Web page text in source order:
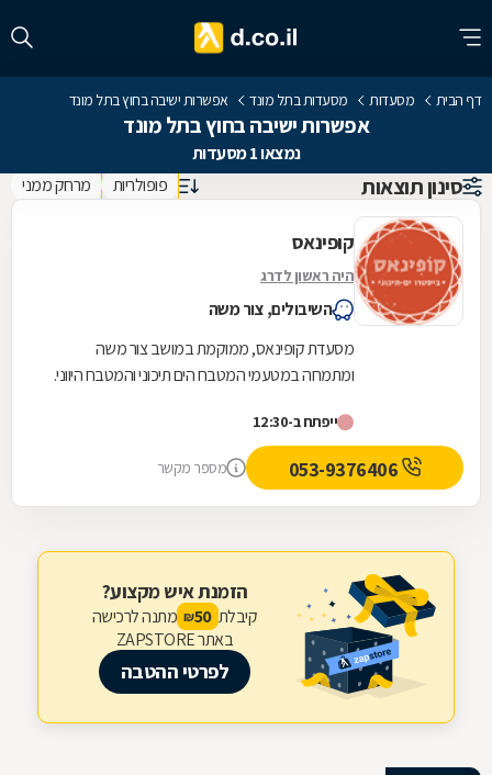
דף הבית מסעדות מסעדות בתל מונד אפשרות ישיבה בחוץ בתל מונד
אפשרות ישיבה בחוץ בתל מונד
נמצאו 1 מסעדות
סינון תוצאות פופולריות מרחק ממני
קופינאס
היה ראשון לדרג
השיבולים, צור משה
מסעדת קופינאס, ממוקמת במושב צור משה
ומתמחה במטעמי המטבח הים תיכוני והמטבח היווני.
עשירים וצבעוניים...
ייפתח ב-12:30
מספר מקשר
הזמנת איש מקצוע?
קיבלת 50
₪ מתנה לרכישה
באתר ZAPSTORE
לפרטי ההטבה